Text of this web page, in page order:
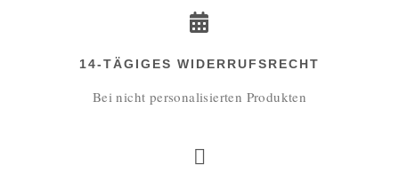
14-TÄGIGES WIDERRUFSRECHT
Bei nicht personalisierten Produkten